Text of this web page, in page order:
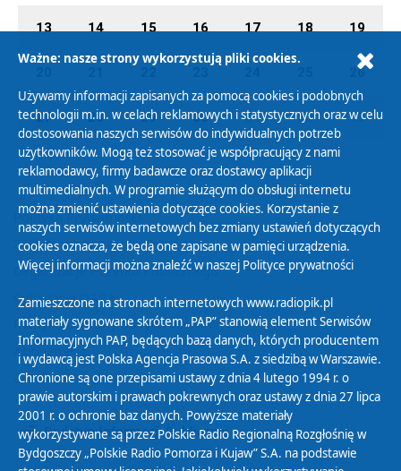
13 14 15 16 17 18 19
26
27 28 29 30 01 02 03
Polityka Prywatności
Zasady korzystania z Serwisu
Organizacje Pożytku Publicznego
Cyfryzacja DAB+
Polityka ochrony danych osobowych
Abonament
Zamówienia publiczne
Biuletyn Informacji Publicznej
Ważne: nasze strony wykorzystują pliki cookies.
Używamy informacji zapisanych za pomocą cookies i podobnych
technologii m.in. w celach reklamowych i statystycznych oraz w celu
dostosowania naszych serwisów do indywidualnych potrzeb
użytkowników. Mogą też stosować je współpracujący z nami
reklamodawcy, firmy badawcze oraz dostawcy aplikacji
multimedialnych. W programie służącym do obsługi internetu
można zmienić ustawienia dotyczące cookies. Korzystanie z
naszych serwisów internetowych bez zmiany ustawień dotyczących
cookies oznacza, że będą one zapisane w pamięci urządzenia.
Więcej informacji można znaleźć w naszej Polityce prywatności
Zamieszczone na stronach internetowych www.radiopik.pl
materiały sygnowane skrótem „PAP” stanowią element Serwisów
Informacyjnych PAP, będących bazą danych, których producentem
i wydawcą jest Polska Agencja Prasowa S.A. z siedzibą w Warszawie.
Chronione są one przepisami ustawy z dnia 4 lutego 1994 r. o
prawie autorskim i prawach pokrewnych oraz ustawy z dnia 27 lipca
2001 r. o ochronie baz danych. Powyższe materiały
wykorzystywane są przez Polskie Radio Regionalną Rozgłośnię w
Bydgoszczy „Polskie Radio Pomorza i Kujaw” S.A. na podstawie